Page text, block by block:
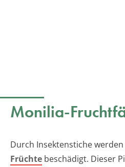
Monilia-
Durch Insektenstiche
Früchte beschädigt. Dieser